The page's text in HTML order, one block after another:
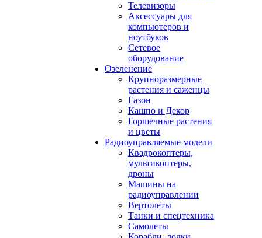
Телевизоры
Аксессуары для
компьютеров и
ноутбуков
Сетевое
оборудование
Озеленение
Крупноразмерные
растения и саженцы
Газон
Кашпо и Декор
Горшечные растения
и цветы
Радиоуправляемые модели
Квадрокоптеры,
мультикоптеры,
дроны
Машины на
радиоуправлении
Вертолеты
Танки и спецтехника
Самолеты